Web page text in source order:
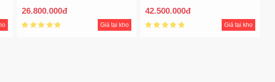
26.800.000đ
Giá tại kho
42.500.000đ
Giá tại kho